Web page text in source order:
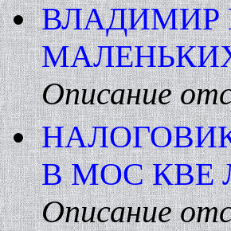
ВЛАДИМИР
Описание
В МОС КВЕ
Описание